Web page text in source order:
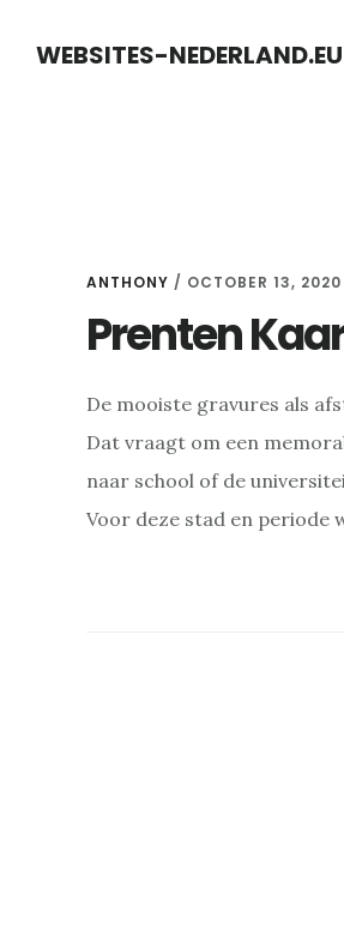
WEBSITES-NEDERLAND.EU
Anthony
ANTHONY / OCTOBER 13, 2020
Prenten
De mooiste gravures als
Dat vraagt om een
naar school of de
Voor deze stad en periode